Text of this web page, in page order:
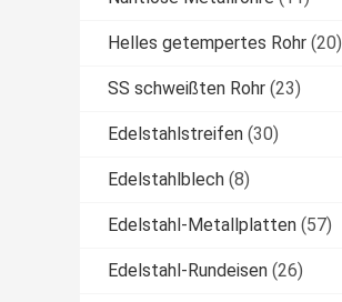
Helles getempertes Rohr (20)
SS schweißten Rohr (23)
Edelstahlstreifen (30)
Edelstahlblech (8)
Edelstahl-Metallplatten (57)
Edelstahl-Rundeisen (26)